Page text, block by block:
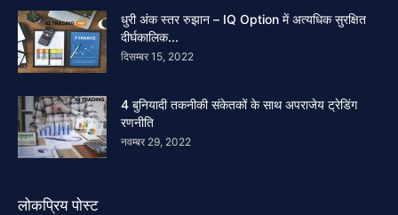
धुरी अंक स्तर रुझान – IQ Option में अत्यधिक सुरक्षित
दीर्घकालिक...
दिसम्बर 15, 2022
4 बुनियादी तकनीकी संकेतकों के साथ अपराजेय ट्रेडिंग
रणनीति
नवम्बर 29, 2022
लोकप्रिय पोस्ट